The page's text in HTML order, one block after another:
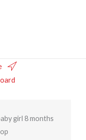
girl 8 months